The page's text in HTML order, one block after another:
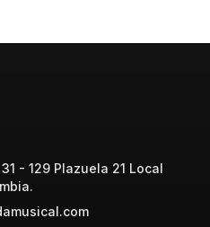
- 129 Plazuela 21 Local